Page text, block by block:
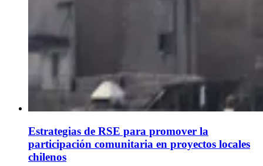
Estrategias de RSE para promover la
participación comunitaria en proyectos locales
chilenos